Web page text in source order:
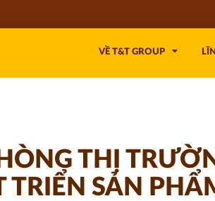
VỀ T&T GROUP
THỊ
TRIỂN SẢN